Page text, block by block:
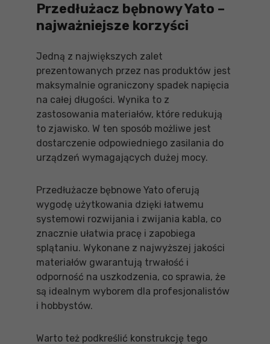
Przedłużacz bębnowy Yato –
najważniejsze korzyści
Jedną z największych zalet
prezentowanych przez nas produktów jest
maksymalnie ograniczony spadek napięcia
na całej długości. Wynika to z
zastosowania materiałów, które redukują
to zjawisko. W ten sposób możliwe jest
dostarczenie odpowiedniego zasilania do
urządzeń wymagających dużej mocy.
Przedłużacze bębnowe Yato oferują
wygodę użytkowania dzięki łatwemu
systemowi rozwijania i zwijania kabla, co
znacznie ułatwia pracę i zapobiega
splątaniu. Wykonane z najwyższej jakości
materiałów gwarantują trwałość i
odporność na uszkodzenia, co sprawia, że
są idealnym wyborem dla profesjonalistów
i hobbystów.
Warto też podkreślić konstrukcję tego